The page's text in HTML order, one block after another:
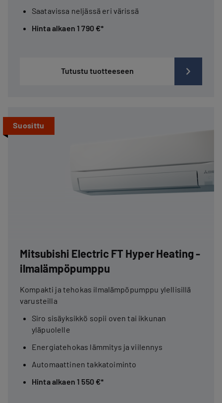
Saatavissa neljässä eri värissä
Hinta alkaen 1 790 €*
Tutustu tuotteeseen
Suosittu
Mitsubishi Electric FT Hyper Heating -
ilmalämpöpumppu
Kompakti ja tehokas ilmalämpöpumppu ylellisillä
varusteilla
Siro sisäyksikkö sopii oven tai ikkunan
yläpuolelle
Energiatehokas lämmitys ja viilennys
Automaattinen takkatoiminto
Hinta alkaen 1 550 €*